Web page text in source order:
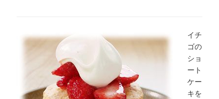
イチ
ゴの
ショ
ート
ケー
キを